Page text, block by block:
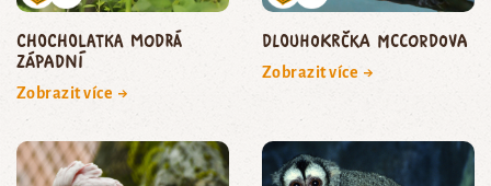
Chocholatka modrá
západní
Zobrazit více →
dlouhokrčka McCordova
Zobrazit více →